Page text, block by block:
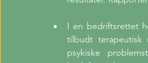
I en bedriftsrettet
tilbudt terapeutisk
psykiske